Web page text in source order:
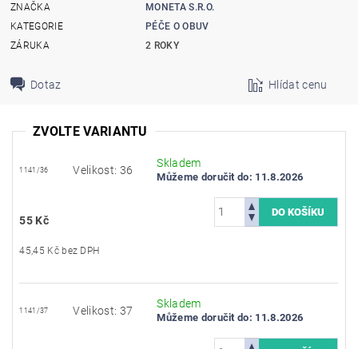
ZNAČKA
MONETA S.R.O.
KATEGORIE
PÉČE O OBUV
ZÁRUKA
2 ROKY
Dotaz Hlídat cenu
ZVOLTE VARIANTU
1141/36 Velikost: 36
Skladem
Můžeme doručit do: 11.8.2026
55 Kč
45,45 Kč bez DPH
1141/37 Velikost: 37
Skladem
Můžeme doručit do: 11.8.2026